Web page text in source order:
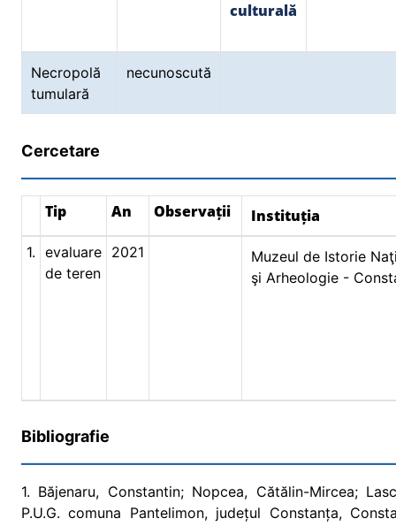
culturală
Necropolă
tumulară
necunoscută
Cercetare
Tip An Observații Instituția
1. evaluare
de teren
2021
Muzeul de Istorie
şi Arheologie -
Bibliografie
1. Băjenaru, Constantin; Nopcea, Cătălin-Mircea;
P.U.G. comuna Pantelimon, județul Constanța,